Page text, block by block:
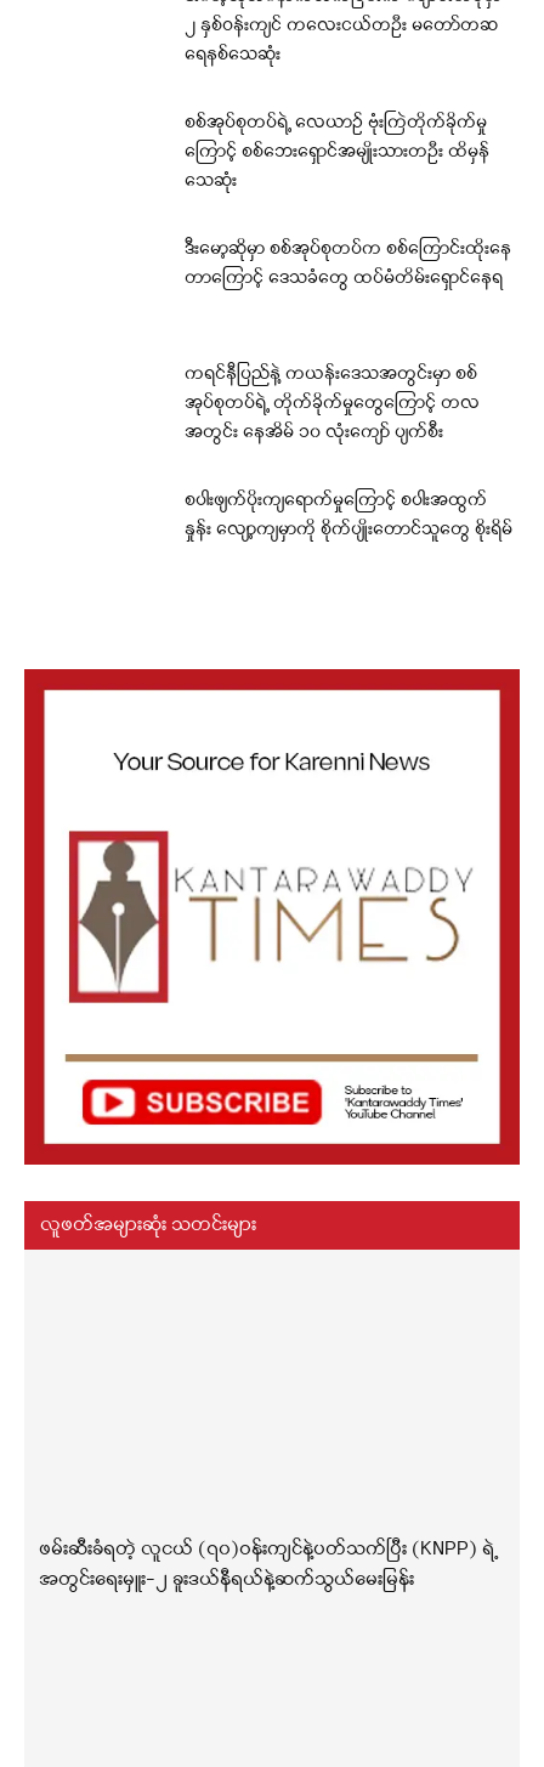
၂ နှစ်ဝန်းကျင် ကလေးငယ်တဦး မတော်တဆ
ရေနစ်သေဆုံး
စစ်အုပ်စုတပ်ရဲ့ လေယာဉ် ဗုံးကြဲတိုက်ခိုက်မှု
ကြောင့် စစ်ဘေးရှောင်အမျိုးသားတဦး ထိမှန်
သေဆုံး
ဒီးမော့ဆိုမှာ စစ်အုပ်စုတပ်က စစ်ကြောင်းထိုးနေ
တာကြောင့် ဒေသခံတွေ ထပ်မံတိမ်းရှောင်နေရ
ကရင်နီပြည်နဲ့ ကယန်းဒေသအတွင်းမှာ စစ်
အုပ်စုတပ်ရဲ့ တိုက်ခိုက်မှုတွေကြောင့် တလ
အတွင်း နေအိမ် ၁၀ လုံးကျော် ပျက်စီး
စပါးဖျက်ပိုးကျရောက်မှုကြောင့် စပါးအထွက်
နှုန်း လျော့ကျမှာကို စိုက်ပျိုးတောင်သူတွေ စိုးရိမ်
လူဖတ်အများဆုံး သတင်းများ
ဖမ်းဆီးခံရတဲ့ လူငယ် (၇၀)ဝန်းကျင်နဲ့ပတ်သက်ပြီး (KNPP) ရဲ့
အတွင်းရေးမှူး-၂ ခူးဒယ်နီရယ်နဲ့ဆက်သွယ်မေးမြန်း